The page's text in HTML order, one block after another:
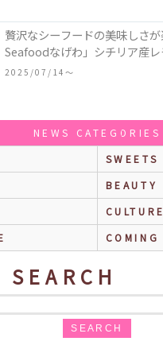
贅沢なシーフードの美味しさ
Seafoodなげわ」シチリア産
老味、安曇野産わさび香るう
2025/07/14〜
NEWS CATEGORIES
SWEETS
BEAUTY
CULTURE
COMING
SEARCH
SEARCH